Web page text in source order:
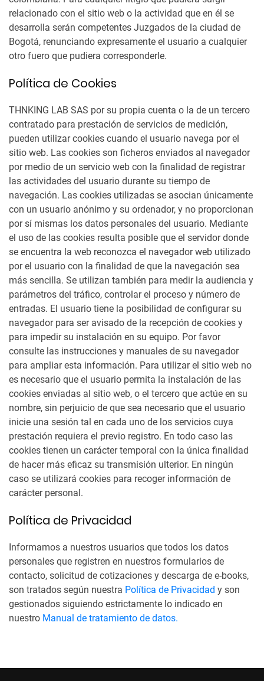
relacionado con el sitio web o la actividad que en él se
desarrolla serán competentes Juzgados de la ciudad de
Bogotá, renunciando expresamente el usuario a cualquier
otro fuero que pudiera corresponderle.
Política de Cookies
THNKING LAB SAS por su propia cuenta o la de un tercero
contratado para prestación de servicios de medición,
pueden utilizar cookies cuando el usuario navega por el
sitio web. Las cookies son ficheros enviados al navegador
por medio de un servicio web con la finalidad de registrar
las actividades del usuario durante su tiempo de
navegación. Las cookies utilizadas se asocian únicamente
con un usuario anónimo y su ordenador, y no proporcionan
por sí mismas los datos personales del usuario. Mediante
el uso de las cookies resulta posible que el servidor donde
se encuentra la web reconozca el navegador web utilizado
por el usuario con la finalidad de que la navegación sea
más sencilla. Se utilizan también para medir la audiencia y
parámetros del tráfico, controlar el proceso y número de
entradas. El usuario tiene la posibilidad de configurar su
navegador para ser avisado de la recepción de cookies y
para impedir su instalación en su equipo. Por favor
consulte las instrucciones y manuales de su navegador
para ampliar esta información. Para utilizar el sitio web no
es necesario que el usuario permita la instalación de las
cookies enviadas al sitio web, o el tercero que actúe en su
nombre, sin perjuicio de que sea necesario que el usuario
inicie una sesión tal en cada uno de los servicios cuya
prestación requiera el previo registro. En todo caso las
cookies tienen un carácter temporal con la única finalidad
de hacer más eficaz su transmisión ulterior. En ningún
caso se utilizará cookies para recoger información de
carácter personal.
Política de Privacidad
Informamos a nuestros usuarios que todos los datos
personales que registren en nuestros formularios de
contacto, solicitud de cotizaciones y descarga de e-books,
son tratados según nuestra Política de Privacidad y son
gestionados siguiendo estrictamente lo indicado en
nuestro Manual de tratamiento de datos.